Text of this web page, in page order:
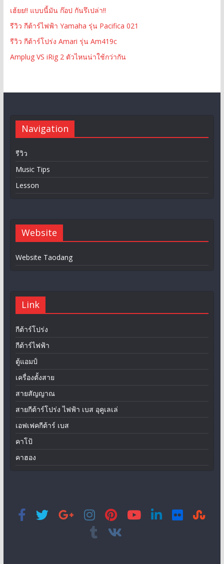
เฮ้ยย!! แบบนี้มัน ก๊อป กันรึเปล่า!!
รีวิว กีต้าร์ไฟฟ้า Yamaha รุ่น Pacifica 021
รีวิว กีต้าร์โปร่ง Amari รุ่น Am419c
Amplug VS iRig 2 ตัวไหนน่าใช้กว่ากัน
Navigation
รีวิว
Music Tips
Lesson
Website
Website Taodang
Link
กีต้าร์โปร่ง
กีต้าร์ไฟฟ้า
ตู้แอมป์
เครื่องตั้งสาย
สายสัญญาณ
สายกีต้าร์โปร่ง ไฟฟ้า เบส อุคูเลเล่
เอฟเฟคกีต้าร์ เบส
คาโป้
คาฮอง